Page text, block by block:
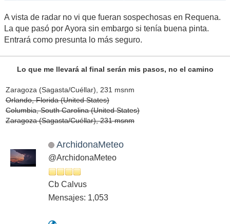
A vista de radar no vi que fueran sospechosas en Requena.
La que pasó por Ayora sin embargo si tenía buena pinta.
Entrará como presunta lo más seguro.
Lo que me llevará al final serán mis pasos, no el camino
Zaragoza (Sagasta/Cuéllar), 231 msnm
Orlando, Florida (United States)
Columbia, South Carolina (United States)
Zaragoza (Sagasta/Cuéllar), 231 msnm
ArchidonaMeteo
@ArchidonaMeteo
Cb Calvus
Mensajes: 1,053